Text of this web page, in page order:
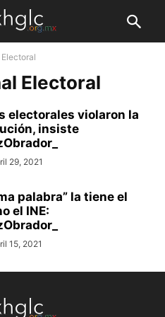
Electoral
electorales violaron la
insiste
29, 2021
palabra” la tiene el
el INE:
15, 2021